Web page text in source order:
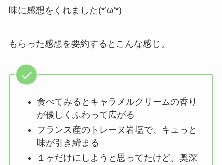
味に感想をくれました(*’ω’*)
もらった感想を要約するとこんな感じ。
食べてみるとキャラメルクリームの香り
が優しくふわって広がる
フランス産のトレーヌ岩塩で、キュっと
味が引き締まる
１ヶだけにしようと思ってたけど、奥深